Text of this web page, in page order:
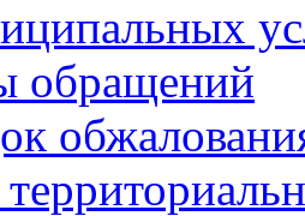
обращений